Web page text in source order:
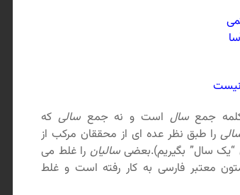
جمعسال است و نه جمعسالی که
را طبق نظر عده ای از محققان مرکب از
سال” بگیریم).بعضیسالیان را غلط می
معتبر فارسی به کار رفته است و غلط